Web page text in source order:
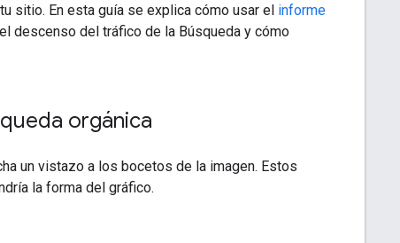
sitio. En esta guía se explica cómo usar el informe
descenso del tráfico de la Búsqueda y cómo
orgánica
un vistazo a los bocetos de la imagen. Estos
la forma del gráfico.